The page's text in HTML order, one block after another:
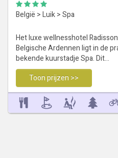
België >Luik>Spa
Het luxe wellnesshotel
Belgische Ardennen ligt in de
bekende kuurstadje Spa. Dit…
Toon prijzen >>